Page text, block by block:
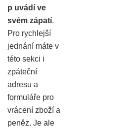
p uvádí ve
svém zápatí.
Pro rychlejší
jednání máte v
této sekci i
zpáteční
adresu a
formuláře pro
vrácení zboží a
peněz. Je ale